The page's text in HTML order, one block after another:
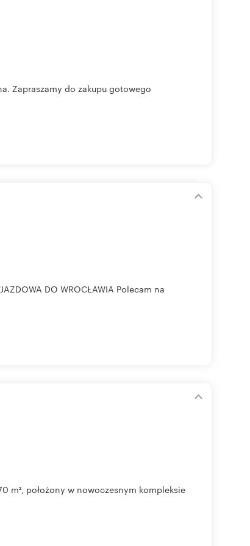
Zapraszamy do zakupu gotowego
DO WROCŁAWIA Polecam na
m², położony w nowoczesnym kompleksie